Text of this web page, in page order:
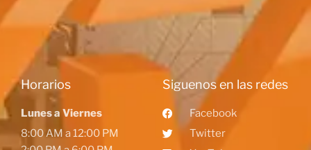
Horarios
Lunes a Viernes
8:00 AM a 12:00 PM
Siguenos en las redes
Facebook
Twitter